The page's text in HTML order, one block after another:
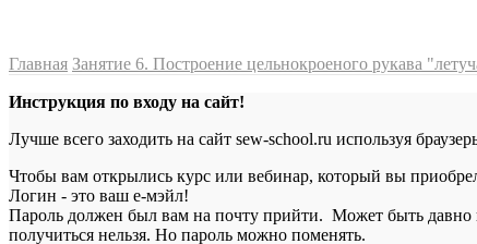
Главная Занятие 6. Построение цельнокроеного рукава
Инструкция по входу на сайт!
Лучше всего заходить на сайт sew-school.ru используя
Чтобы вам открылись курс или вебинар, который вы
Логин - это ваш е-мэйл!
Пароль должен был вам на почту прийти. Может быть давно
получиться нельзя. Но пароль можно поменять.